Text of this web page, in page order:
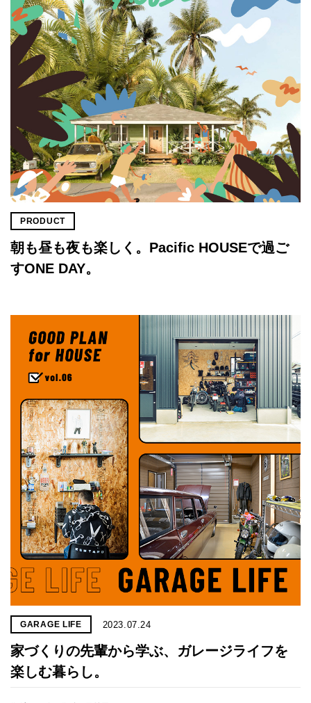
PRODUCT
朝も昼も夜も楽しく。Pacific HOUSEで過ご
すONE DAY。
GARAGE LIFE 2023.07.24
家づくりの先輩から学ぶ、ガレージライフを
楽しむ暮らし。